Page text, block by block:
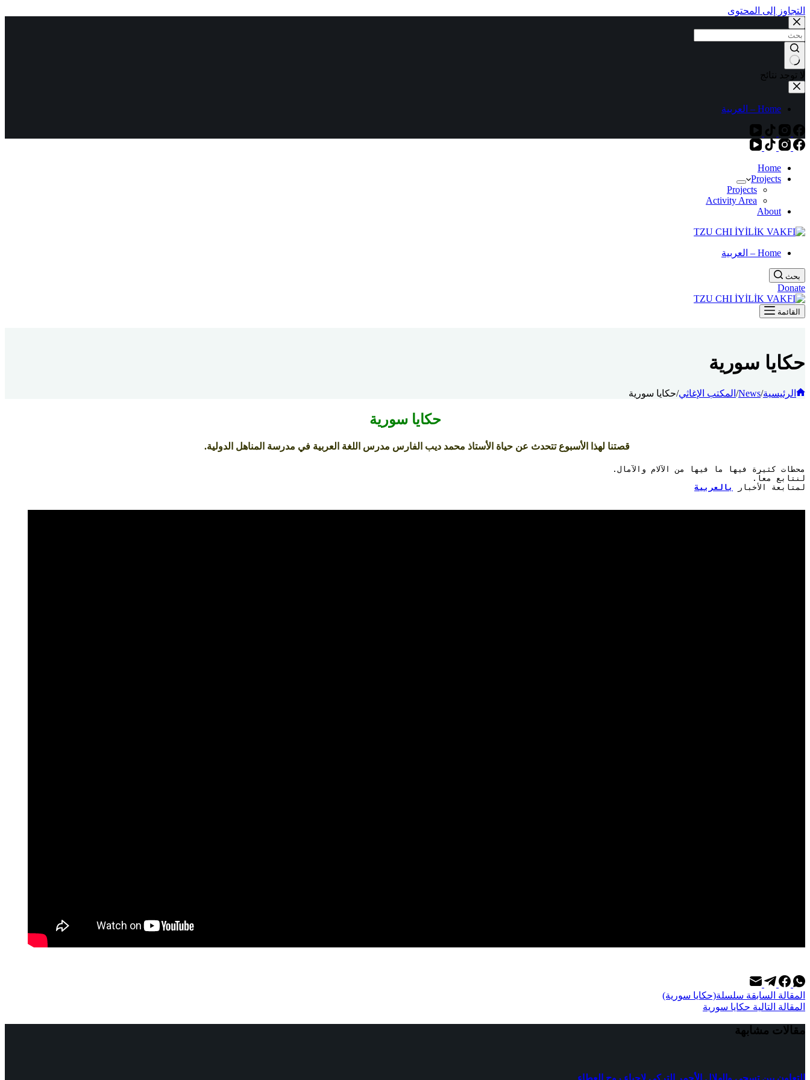
التجاوز إلى المحتوى
لا توجد نتائج
Home – العربية
Home
Projects
Projects
Activity Area
About
Home – العربية
بحث
Donate
القائمة
حكايا سورية
الرئيسية/
News
/ المكتب الإغاثي/حكايا سورية
حكايا سورية
قصتنا لهذا الأسبوع تتحدث عن حياة الأستاذ محمد ديب الفارس مدرس اللغة العربية في مدرسة المناهل الدولية.
لمتابعة الأخبار
بالعربية
المقالة السابقة سلسلة(حكايا سورية)
المقالة التالية حكايا سورية
مقالات مشابهة
التعاون بين تسجي والهلال الأحمر التركي لإحياء روح العطاء